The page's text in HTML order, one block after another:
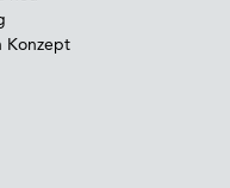
Konzept